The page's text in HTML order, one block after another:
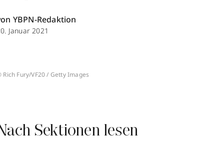
YBPN-Redaktion
Januar 2021
Rich Fury/VF20 / Getty Images
Sektionen lesen